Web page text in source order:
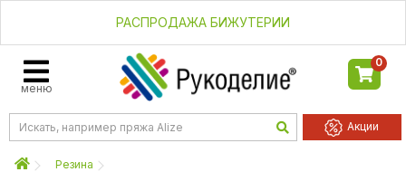
РАСПРОДАЖА БИЖУТЕРИИ
меню
0
Акции
Резина